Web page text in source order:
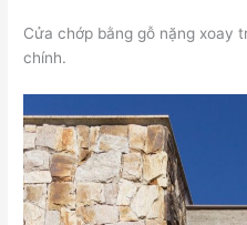
Cửa chớp bằng gỗ nặng xoay
chính.